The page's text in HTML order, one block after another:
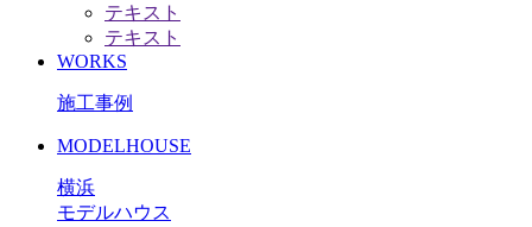
テキスト
テキスト
WORKS
施工事例
MODELHOUSE
横浜
モデルハウス